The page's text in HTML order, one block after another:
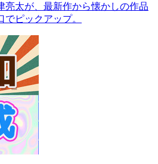
亮太が、最新作から懐かしの作品
でピックアップ。